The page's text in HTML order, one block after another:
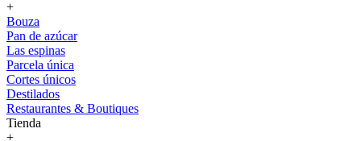
+
Bouza
Pan de azúcar
Las espinas
Parcela única
Cortes únicos
Destilados
Restaurantes & Boutiques
Tienda
+